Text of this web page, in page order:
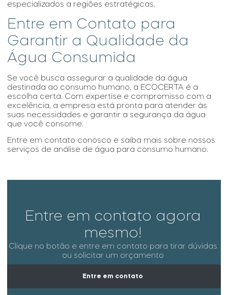
especializados a regiões estratégicas.
Entre em Contato para
Garantir a Qualidade da
Água Consumida
Se você busca assegurar a qualidade da água
destinada ao consumo humano, a ECOCERTA é a
escolha certa. Com expertise e compromisso com a
excelência, a empresa está pronta para atender às
suas necessidades e garantir a segurança da água
que você consome.
Entre em contato conosco e saiba mais sobre nossos
serviços de análise de água para consumo humano.
Entre em contato agora
mesmo!
Clique no botão e entre em contato para tirar dúvidas
ou solicitar um orçamento
Entre em contato